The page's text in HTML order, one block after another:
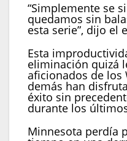
“Simplemente se
quedamos sin
esta serie”, dijo el
Esta
eliminación quizá
aficionados de los
demás han
éxito sin
durante los
Minnesota perdía